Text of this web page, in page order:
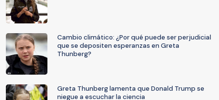
Cambio climático: ¿Por qué puede ser perjudicial
que se depositen esperanzas en Greta
Thunberg?
Greta Thunberg lamenta que Donald Trump se
niegue a escuchar la ciencia